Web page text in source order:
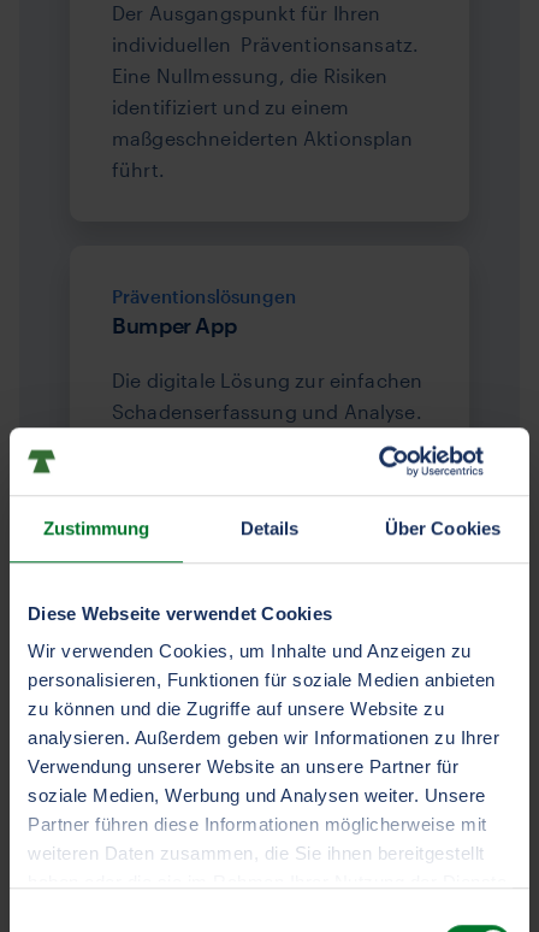
Zustimmung Details Über Cookies
Diese Webseite verwendet Cookies
Wir verwenden Cookies, um Inhalte und Anzeigen zu
personalisieren, Funktionen für soziale Medien anbieten
zu können und die Zugriffe auf unsere Website zu
analysieren. Außerdem geben wir Informationen zu Ihrer
Verwendung unserer Website an unsere Partner für
soziale Medien, Werbung und Analysen weiter. Unsere
Partner führen diese Informationen möglicherweise mit
weiteren Daten zusammen, die Sie ihnen bereitgestellt
Der Ausgangspunkt für Ihren
individuellen Präventionsansatz.
Eine Nullmessung, die Risiken
identifiziert und zu einem
maßgeschneiderten Aktionsplan
führt.
Präventionslösungen
Bumper App
Die digitale Lösung zur einfachen
Schadenserfassung und Analyse.
transparent und bietet Tipps zur
Schaden melden
Schnelle und unkomplizierte
Schadenmeldung, 24/7, entweder
über unsere Website oder direkt
über die Bumper App.